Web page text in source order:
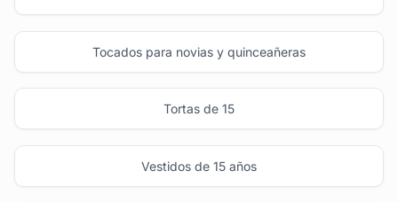
Tocados para novias y quinceañeras
Tortas de 15
Vestidos de 15 años